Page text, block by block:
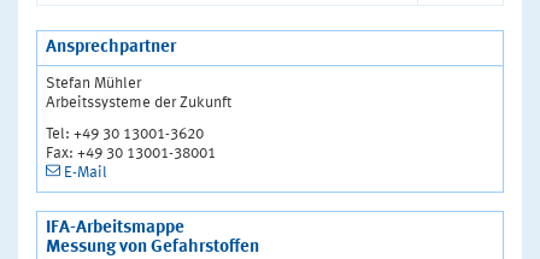
Ansprechpartner
Stefan Mühler
Arbeitssysteme der Zukunft
Tel: +49 30 13001-3620
Fax: +49 30 13001-38001
E-Mail
IFA-Arbeitsmappe
Messung von Gefahrstoffen